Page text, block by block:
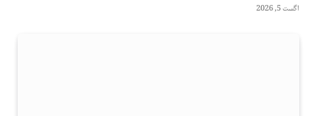
اگست 5, 2026